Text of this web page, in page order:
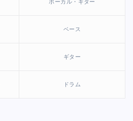
ボーカル・ギター
ベース
ギター
ドラム